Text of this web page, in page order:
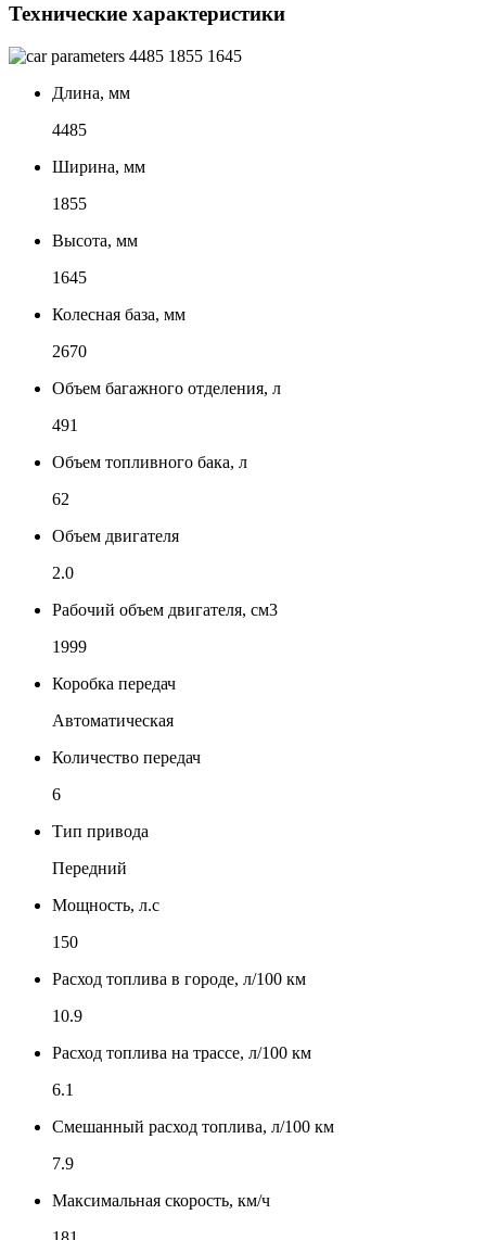
Технические характеристики
4485 1855 1645
Длина, мм
4485
Ширина, мм
1855
Высота, мм
1645
Колесная база, мм
2670
Объем багажного отделения, л
491
Объем топливного бака, л
62
Объем двигателя
2.0
Рабочий объем двигателя, см3
1999
Коробка передач
Автоматическая
Количество передач
6
Тип привода
Передний
Мощность, л.с
150
Расход топлива в городе, л/100 км
10.9
Расход топлива на трассе, л/100 км
6.1
Смешанный расход топлива, л/100 км
7.9
Максимальная скорость, км/ч